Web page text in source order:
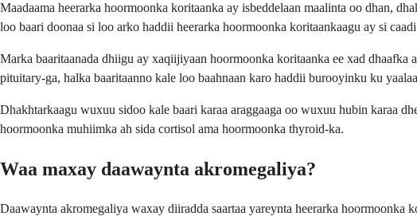
Maadaama heerarka hoormoonka koritaanka ay isbeddelaan maalinta oo dhan,
loo baari doonaa si loo arko haddii heerarka hoormoonka koritaankaagu ay si
Marka baaritaanada dhiigu ay xaqiijiyaan hoormoonka koritaanka ee xad
pituitary-ga, halka baaritaanno kale loo baahnaan karo haddii burooyinku ku
Dhakhtarkaagu wuxuu sidoo kale baari karaa araggaaga oo wuxuu hubin karaa
hoormoonka muhiimka ah sida cortisol ama hoormoonka thyroid-ka.
Waa maxay daawaynta akromegaliya?
Daawaynta akromegaliya waxay diiradda saartaa yareynta heerarka hoormoonka